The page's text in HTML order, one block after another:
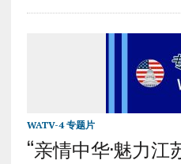
WATV-4 专题片
“亲情中华·魅力江